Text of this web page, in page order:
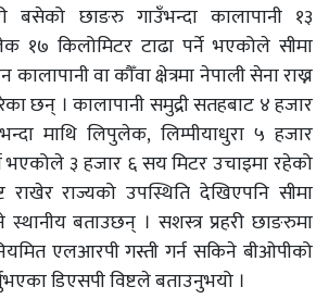
बसेको छाङरु गाउँभन्दा कालापानी १३
१७ किलोमिटर टाढा पर्ने भएकोले सीमा
कालापानी वा कौँवा क्षेत्रमा नेपाली सेना राख्न
छन् । कालापानी समुद्री सतहबाट ४ हजार
माथि लिपुलेक, लिम्पीयाधुरा ५ हजार
भएकोले ३ हजार ६ सय मिटर उचाइमा रहेको
राखेर राज्यको उपस्थिति देखिएपनि सीमा
स्थानीय बताउछन् । सशस्त्र प्रहरी छाङरुमा
एलआरपी गस्ती गर्न सकिने बीओपीको
डिएसपी विष्टले बताउनुभयो ।